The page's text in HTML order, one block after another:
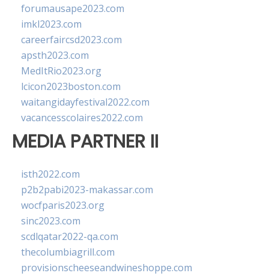
forumausape2023.com
imkl2023.com
careerfaircsd2023.com
apsth2023.com
MedItRio2023.org
lcicon2023boston.com
waitangidayfestival2022.com
vacancesscolaires2022.com
MEDIA PARTNER II
isth2022.com
p2b2pabi2023-makassar.com
wocfparis2023.org
sinc2023.com
scdlqatar2022-qa.com
thecolumbiagrill.com
provisionscheeseandwineshoppe.com